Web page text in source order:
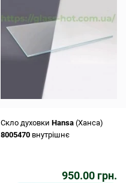
Скло духовки Hansa (Ханса)
8005470 внутрішнє
950.00 грн.